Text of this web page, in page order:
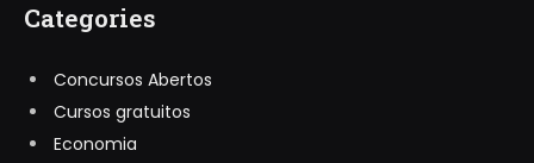
Categories
Concursos Abertos
Cursos gratuitos
Economia